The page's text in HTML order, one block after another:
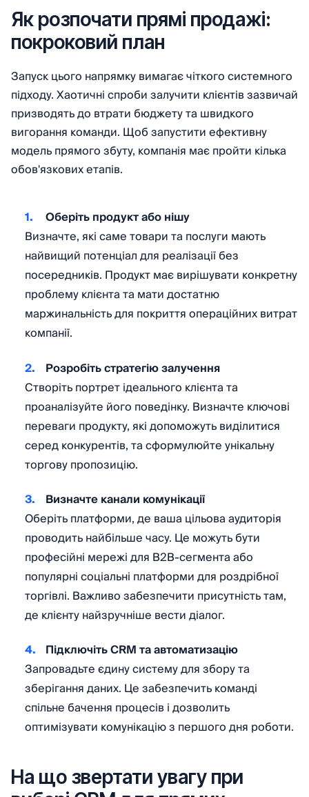
Як розпочати прямі продажі:
покроковий план
Запуск цього напрямку вимагає чіткого системного
підходу. Хаотичні спроби залучити клієнтів зазвичай
призводять до втрати бюджету та швидкого
вигорання команди. Щоб запустити ефективну
модель прямого збуту, компанія має пройти кілька
обов'язкових етапів.
Оберіть продукт або нішу
Визначте, які саме товари та послуги мають
найвищий потенціал для реалізації без
посередників. Продукт має вирішувати конкретну
проблему клієнта та мати достатню
маржинальність для покриття операційних витрат
компанії.
Розробіть стратегію залучення
Створіть портрет ідеального клієнта та
проаналізуйте його поведінку. Визначте ключові
переваги продукту, які допоможуть виділитися
серед конкурентів, та сформулюйте унікальну
торгову пропозицію.
Визначте канали комунікації
Оберіть платформи, де ваша цільова аудиторія
проводить найбільше часу. Це можуть бути
професійні мережі для B2B-сегмента або
популярні соціальні платформи для роздрібної
торгівлі. Важливо забезпечити присутність там,
де клієнту найзручніше вести діалог.
Підключіть CRM та автоматизацію
Запровадьте єдину систему для збору та
зберігання даних. Це забезпечить команді
спільне бачення процесів і дозволить
оптимізувати комунікацію з першого дня роботи.
На що звертати увагу при